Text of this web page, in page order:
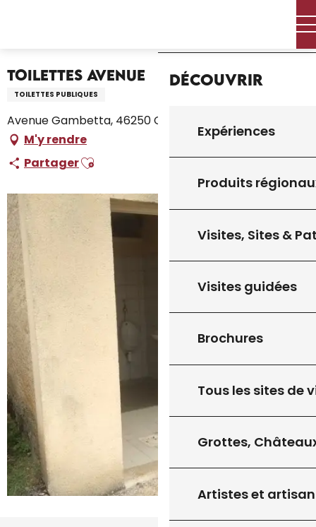
Découvrir
Expériences
Produits
Visites, Sites &
Visites guidées
Brochures
Tous les sites de
Grottes,
Artistes et
Toilettes Avenue
TOILETTES PUBLIQUES
Avenue Gambetta, 46250 Cazals
M'y rendre
PartagerAjouter aux favoris